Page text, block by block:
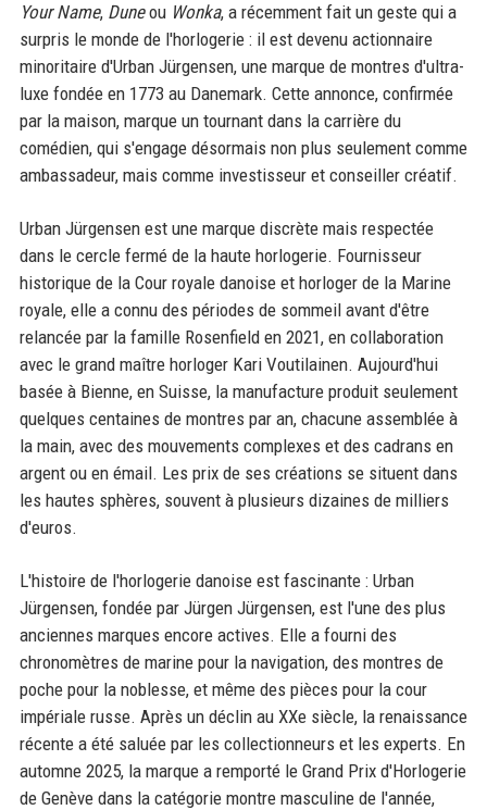
Your Name, Duneou Wonka, a récemment fait un geste qui a
surpris le monde de l'horlogerie : il est devenu actionnaire
minoritaire d'Urban Jürgensen, une marque de montres d'ultra-
luxe fondée en 1773 au Danemark. Cette annonce, confirmée
par la maison, marque un tournant dans la carrière du
comédien, qui s'engage désormais non plus seulement comme
ambassadeur, mais comme investisseur et conseiller créatif.
Urban Jürgensen est une marque discrète mais respectée
dans le cercle fermé de la haute horlogerie. Fournisseur
historique de la Cour royale danoise et horloger de la Marine
royale, elle a connu des périodes de sommeil avant d'être
relancée par la famille Rosenfield en 2021, en collaboration
avec le grand maître horloger Kari Voutilainen. Aujourd'hui
basée à Bienne, en Suisse, la manufacture produit seulement
quelques centaines de montres par an, chacune assemblée à
la main, avec des mouvements complexes et des cadrans en
argent ou en émail. Les prix de ses créations se situent dans
les hautes sphères, souvent à plusieurs dizaines de milliers
d'euros.
L'histoire de l'horlogerie danoise est fascinante : Urban
Jürgensen, fondée par Jürgen Jürgensen, est l'une des plus
anciennes marques encore actives. Elle a fourni des
chronomètres de marine pour la navigation, des montres de
poche pour la noblesse, et même des pièces pour la cour
impériale russe. Après un déclin au XXe siècle, la renaissance
récente a été saluée par les collectionneurs et les experts. En
automne 2025, la marque a remporté le Grand Prix d'Horlogerie
de Genève dans la catégorie montre masculine de l'année,